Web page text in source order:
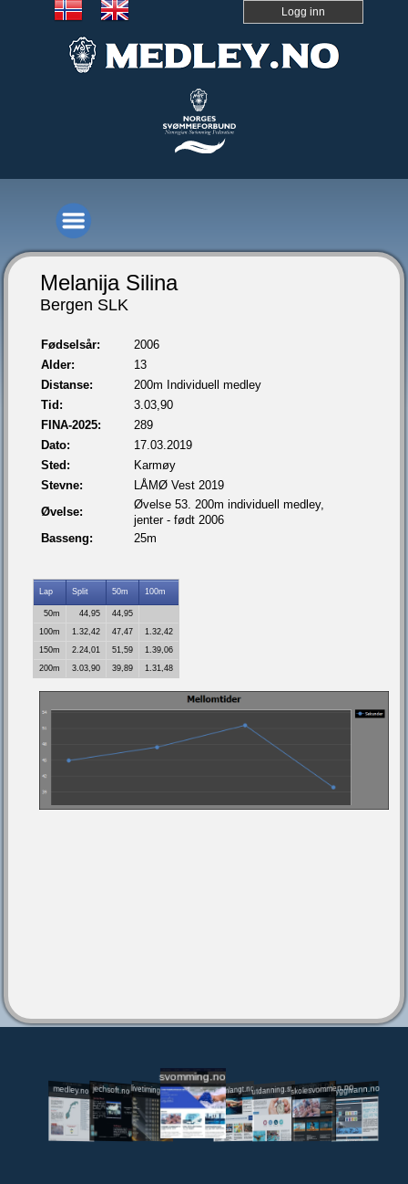
Logg inn
Melanija Silina
Bergen SLK
Fødselsår:
2006
Alder:
13
Distanse:
200m Individuell medley
Tid:
3.03,90
FINA-2025:
289
Dato:
17.03.2019
Sted:
Karmøy
Stevne:
LÅMØ Vest 2019
Øvelse:
Øvelse 53. 200m individuell medley,
jenter - født 2006
Basseng:
25m
Lap Split 50m 100m
50m 44,95
44,95
100m
1.32,42 47,47
1.32,42
150m
2.24,01 51,59
1.39,06
200m
3.03,90 39,89 1.31,48
medley.no jechsoft.nolivetiming.medley.no
svomming.no
svomlangt.noutdanning.svomming.no
skolesvommen.notryggivann.no